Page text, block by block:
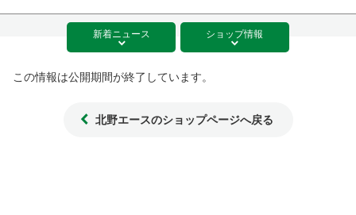
新着ニュース ショップ情報
この情報は公開期間が終了しています。
北野エースのショップページへ戻る